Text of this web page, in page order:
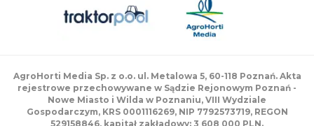
AgroHorti Media Sp. z o.o. ul. Metalowa 5, 60-118 Poznań. Akta
rejestrowe przechowywane w Sądzie Rejonowym Poznań -
Nowe Miasto i Wilda w Poznaniu, VIII Wydziale
Gospodarczym, KRS 0001116269, NIP 7792573719, REGON
529158846, kapitał zakładowy: 3 608 000 PLN.